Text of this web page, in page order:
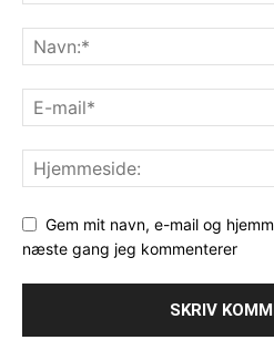
Gem mit navn, e-mail og
næste gang jeg kommenterer